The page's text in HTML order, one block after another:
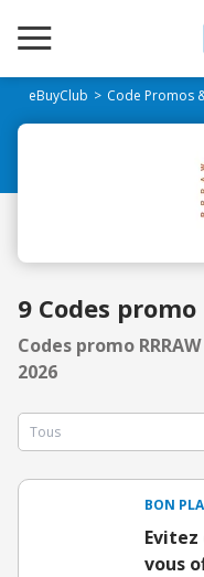
eBuyClub Code Promos
9 Codes promo
Codes promo
2026
BON
vous